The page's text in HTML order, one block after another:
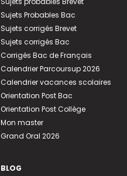
Sujets Probables Bac
Sujets corrigés Brevet
Sujets corrigés Bac
Corrigés Bac de Français
Calendrier Parcoursup 2026
Calendrier vacances scolaires
Orientation Post Bac
Orientation Post Collège
Mon master
Grand Oral 2026
BLOG